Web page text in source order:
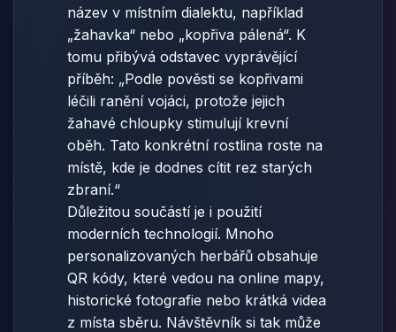
název v místním dialektu, například
„žahavka“ nebo „kopřiva pálená“. K
tomu přibývá odstavec vyprávějící
příběh: „Podle pověsti se kopřivami
léčili ranění vojáci, protože jejich
žahavé chloupky stimulují krevní
oběh. Tato konkrétní rostlina roste na
místě, kde je dodnes cítit rez starých
zbraní.“
Důležitou součástí je i použití
moderních technologií. Mnoho
personalizovaných herbářů obsahuje
QR kódy, které vedou na online mapy,
historické fotografie nebo krátká videa
z místa sběru. Návštěvník si tak může